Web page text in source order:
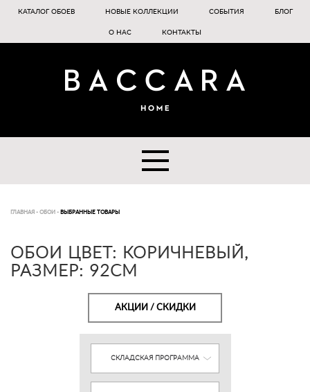
КАТАЛОГ ОБОЕВ НОВЫЕ КОЛЛЕКЦИИ СОБЫТИЯ БЛОГ
О НАС КОНТАКТЫ
ГЛАВНАЯ - ОБОИ - ВЫБРАННЫЕ ТОВАРЫ
ОБОИ ЦВЕТ: КОРИЧНЕВЫЙ,
РАЗМЕР: 92CM
АКЦИИ / СКИДКИ
СКЛАДСКАЯ ПРОГРАММА